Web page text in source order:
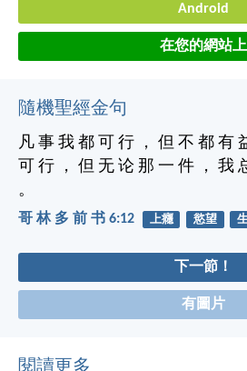
Android
在您的網站上
隨機聖經金句
凡 事 我 都 可 行 ， 但 不 都 有
可 行 ， 但 无 论 那 一 件 ， 我
。
哥 林 多 前 书 6:12 上癮 慾望
下一節！
有圖片